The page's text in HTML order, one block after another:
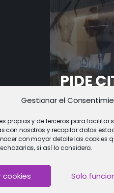
Gestionar el
propias y de terceros para
con nosotros y recopilar datos
con mayor detalle las cookies
si así lo considera.
Solo
PIDE
Solicitar cita